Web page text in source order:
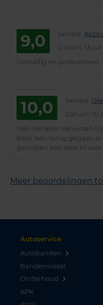
9,0 Service Airco
Datum : 13
Geduldig en profesioneel
10,0 Service
Datum :
heb olie laten verversen
lekte ben terug gegaan
geholpen een dike 10 voor
Meer beoordelingen
Autoservice
Autobanden
Bandenwissel
Onderhoud
APK